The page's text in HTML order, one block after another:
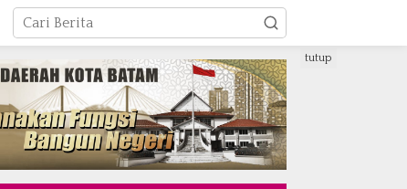
tutup